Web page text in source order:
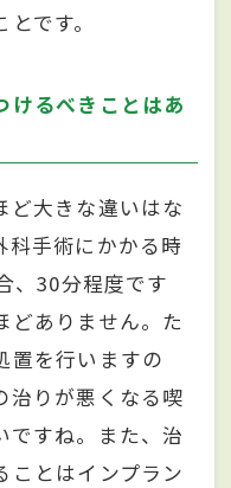
です。
けるべきことはあ
ど大きな違いはな
科手術にかかる時
、30分程度です
どありません。た
置を行いますの
治りが悪くなる喫
ですね。また、治
ことはインプラン